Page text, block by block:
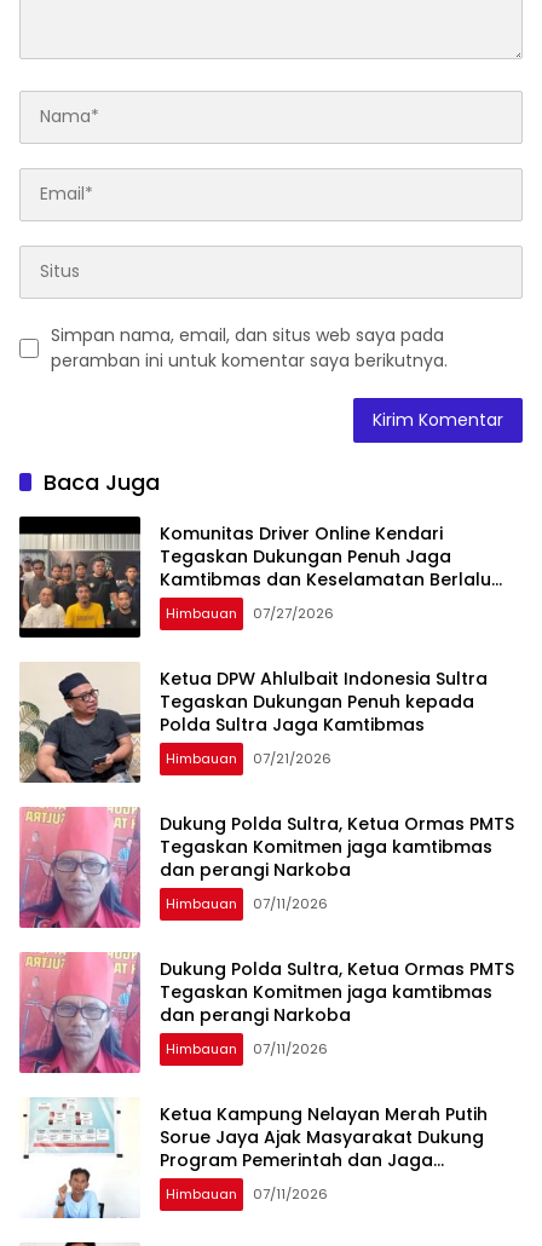
Simpan nama, email, dan situs web saya pada
peramban ini untuk komentar saya berikutnya.
Baca Juga
Komunitas Driver Online Kendari
Tegaskan Dukungan Penuh Jaga
Kamtibmas dan Keselamatan Berlalu
Lintas
Himbauan 07/27/2026
Ketua DPW Ahlulbait Indonesia Sultra
Tegaskan Dukungan Penuh kepada
Polda Sultra Jaga Kamtibmas
Himbauan 07/21/2026
Dukung Polda Sultra, Ketua Ormas PMTS
Tegaskan Komitmen jaga kamtibmas
dan perangi Narkoba
Himbauan 07/11/2026
Dukung Polda Sultra, Ketua Ormas PMTS
Tegaskan Komitmen jaga kamtibmas
dan perangi Narkoba
Himbauan 07/11/2026
Ketua Kampung Nelayan Merah Putih
Sorue Jaya Ajak Masyarakat Dukung
Program Pemerintah dan Jaga
Kelestarian Laut
Himbauan 07/11/2026